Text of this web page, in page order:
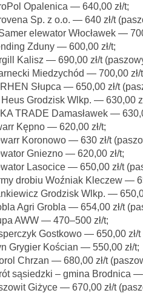
Opalenica — 640,00 zł/t;
Sp. z o.o. — 640 zł/t
elewator Włocławek —
Zduny — 600,00 zł/t;
Kalisz — 690,00 zł/t
Miedzychód — 700,00 zł/
Słupca — 650,00 zł/t
Heus Grodzisk Wlkp. — 630,00
TRADE Damasławek —
Kępno — 620,00 zł/t;
Koronowo — 630 zł/t
Gniezno — 620,00 zł/t;
Lasocice — 650,00 zł/t
drobiu Woźniak Kleczew —
Grodzisk Wlkp. —
Agri Grobla — 654,00 zł/t
AWW — 470–500 zł/t;
Gostkowo — 650,00 zł/t
Grygier Kościan — 550,00 zł/t;
Chrzan — 680,00 zł/t
sąsiedzki – gmina Brodnica —
Giżyce — 670,00 zł/t